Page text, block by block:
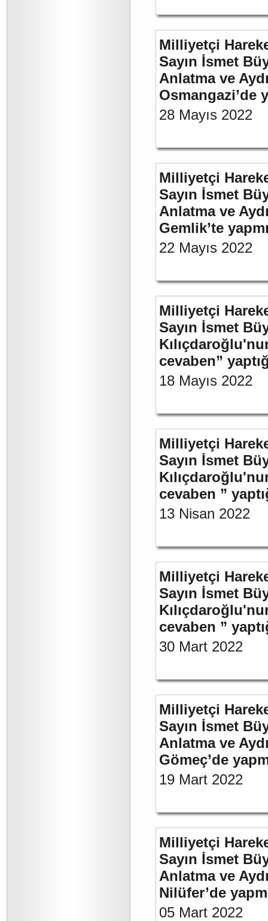
Milliyetçi
Sayın İsmet
Anlatma ve
Osmangazi’de
28 Mayıs 2022
Milliyetçi
Sayın İsmet
Anlatma ve
Gemlik’te
22 Mayıs 2022
Milliyetçi
Sayın İsmet
cevaben”
18 Mayıs 2022
Milliyetçi
Sayın İsmet
cevaben ”
13 Nisan 2022
Milliyetçi
Sayın İsmet
cevaben ”
30 Mart 2022
Milliyetçi
Sayın İsmet
Anlatma ve
Gömeç’de
19 Mart 2022
Milliyetçi
Sayın İsmet
Anlatma ve
Nilüfer’de
05 Mart 2022